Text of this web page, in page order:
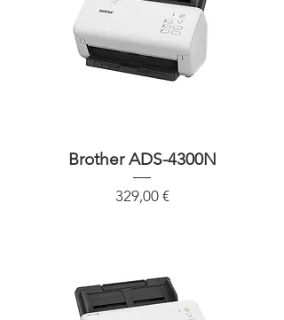
Brother ADS-4300N
Precio
329,00 €